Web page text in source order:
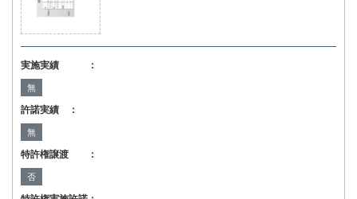
実施実績 ：
無
許諾実績 ：
無
特許権譲渡 ：
否